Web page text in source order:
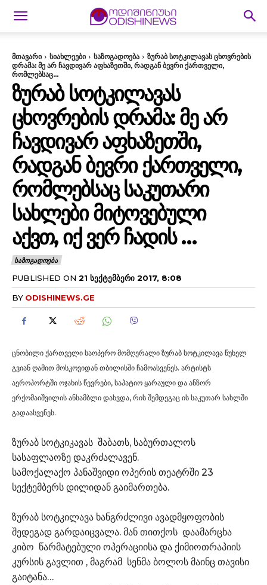
მთავარი სიახლეები საზოგადოება
ზურაბ სოტკილავას ცხოვრების
დრამა: მე არ ჩავდივარ აფხაზეთში, რადგან ბევრი ქართველი,
რომლებსაც...
ᲖᲣᲠᲐᲑ ᲡᲝᲢᲙᲘᲚᲐᲕᲐᲡ
ᲪᲮᲝᲕᲠᲔᲑᲘᲡ ᲓᲠᲐᲛᲐ: ᲛᲔ ᲐᲠ
ᲩᲐᲕᲓᲘᲕᲐᲠ ᲐᲤᲮᲐᲖᲔᲗᲨᲘ,
ᲠᲐᲓᲒᲐᲜ ᲑᲔᲕᲠᲘ ᲥᲐᲠᲗᲕᲔᲚᲘ,
ᲠᲝᲛᲚᲔᲑᲡᲐᲪ ᲡᲐᲙᲣᲗᲐᲠᲘ
ᲡᲐᲮᲚᲔᲑᲘ ᲛᲘᲢᲝᲕᲔᲑᲣᲚᲘ
ᲐᲥᲕᲗ, ᲘᲥ ᲕᲔᲠ ᲩᲐᲓᲘᲡ …
ᲡᲐᲖᲝᲒᲐᲓᲝᲔᲑᲐ
PUBLISHED ON 21 ᲡᲔᲥᲢᲔᲛᲑᲔᲠᲘ 2017, 8:08
BY ODISHINEWS.GE
ცნობილი ქართველი საოპერო მომღერალი ზურაბ სოტკილავა წუხელ
გვიან ღამით მოსკოვიდან თბილისში ჩამოასვენეს. არტისტს
აეროპორტში ოჯახის წევრები, საპატიო ყარაული და ანზორ
ერქომაიშვილის ანსამბლი დახვდა, რის შემდეგაც ის საკუთარ სახლში
გადაასვენეს.
ზურაბ სოტკიკავას შაბათს, საბურთალოს
სასაფლაოზე დაკრძალავენ.
სამოქალაქო პანაშვიდი ოპერის თეატრში 23
სექტემბერს დილიდან გაიმართება.
ზურაბ სოტკილავა ხანგრძლივი ავადმყოფობის
შედეგად გარდაიცვალა. მან თითქოს დაამარცხა
კიბო წარმატებული ოპერაციისა და ქიმიოთრაპიის
კურსის გავლით , მაგრამ სენმა ბოლოს მაინც თავისი
გაიტანა…